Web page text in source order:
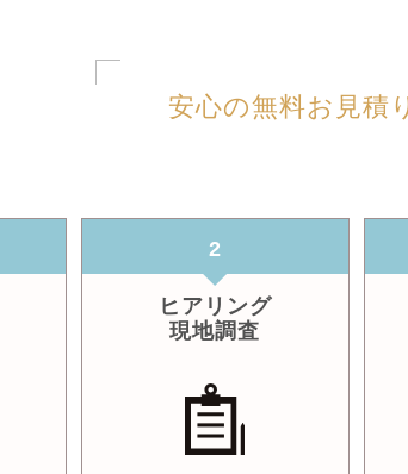
安心の無料お見積
2
ヒアリング
現地調査